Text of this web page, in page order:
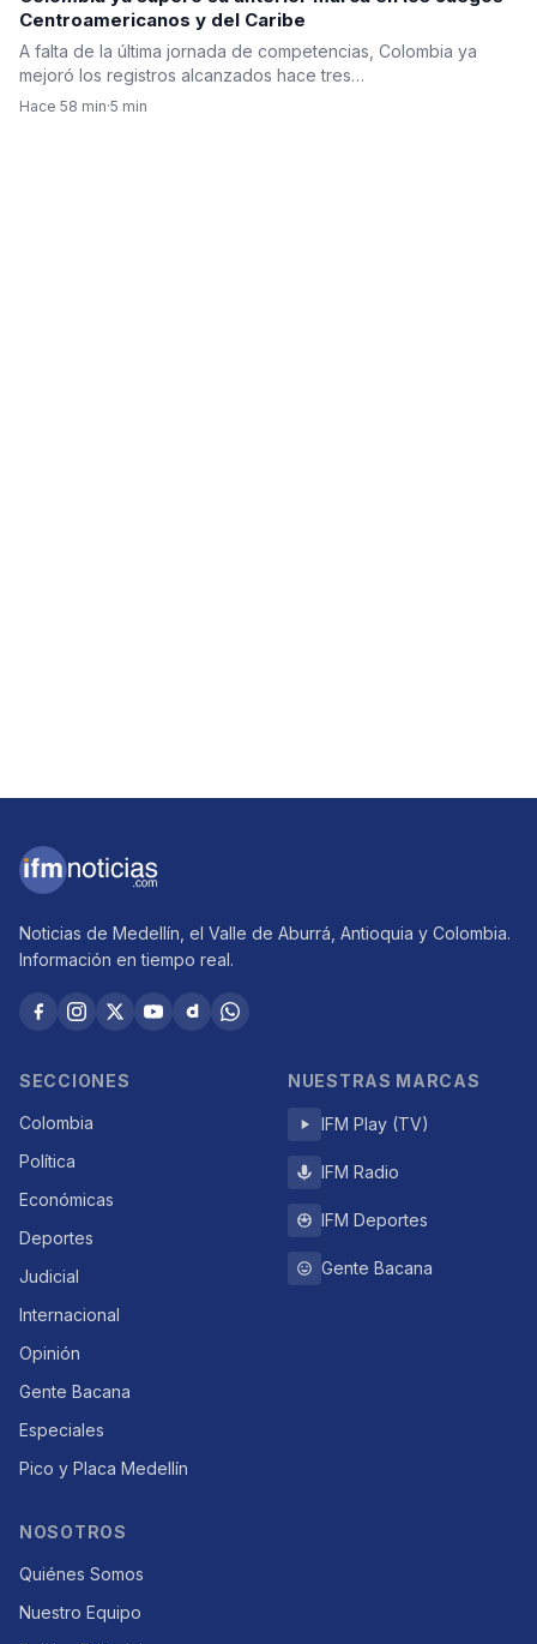
Centroamericanos y del Caribe
A falta de la última jornada de competencias, Colombia ya
mejoró los registros alcanzados hace tres…
Hace 58 min·5 min
Noticias de Medellín, el Valle de Aburrá, Antioquia y Colombia.
Información en tiempo real.
SECCIONES
Colombia
Política
Económicas
Deportes
Judicial
Internacional
Opinión
Gente Bacana
Especiales
Pico y Placa Medellín
NUESTRAS MARCAS
IFM Play (TV)
IFM Radio
IFM Deportes
Gente Bacana
NOSOTROS
Quiénes Somos
Nuestro Equipo